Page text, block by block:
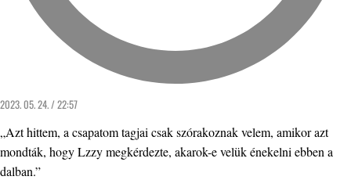
2023. 05. 24. / 22:57
„Azt hittem, a csapatom tagjai csak szórakoznak velem, amikor azt
mondták, hogy Lzzy megkérdezte, akarok-e velük énekelni ebben a
dalban.”